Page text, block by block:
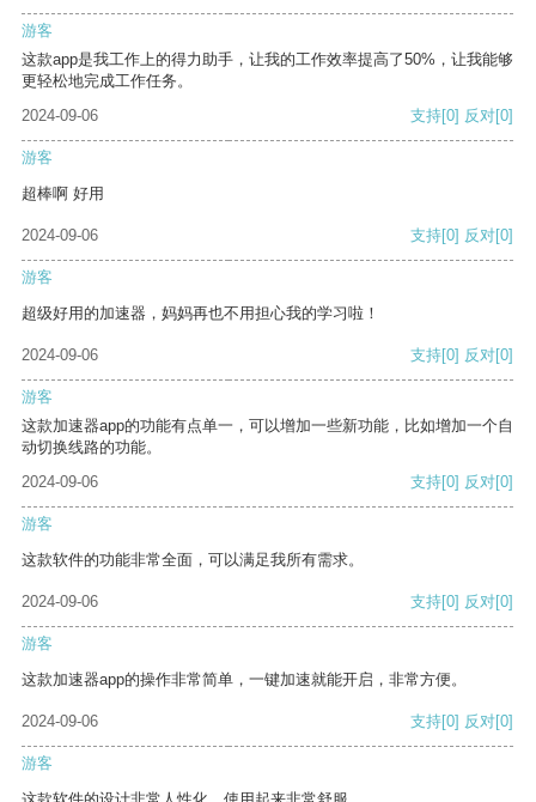
游客
这款app是我工作上的得力助手，让我的工作效率提高了50%，让我能够
更轻松地完成工作任务。
2024-09-06
支持[0] 反对[0]
游客
超棒啊 好用
2024-09-06 支持[0] 反对[0]
游客
超级好用的加速器，妈妈再也不用担心我的学习啦！
2024-09-06 支持[0] 反对[0]
游客
这款加速器app的功能有点单一，可以增加一些新功能，比如增加一个自
动切换线路的功能。
2024-09-06
支持[0] 反对[0]
游客
这款软件的功能非常全面，可以满足我所有需求。
2024-09-06 支持[0] 反对[0]
游客
这款加速器app的操作非常简单，一键加速就能开启，非常方便。
2024-09-06 支持[0] 反对[0]
游客